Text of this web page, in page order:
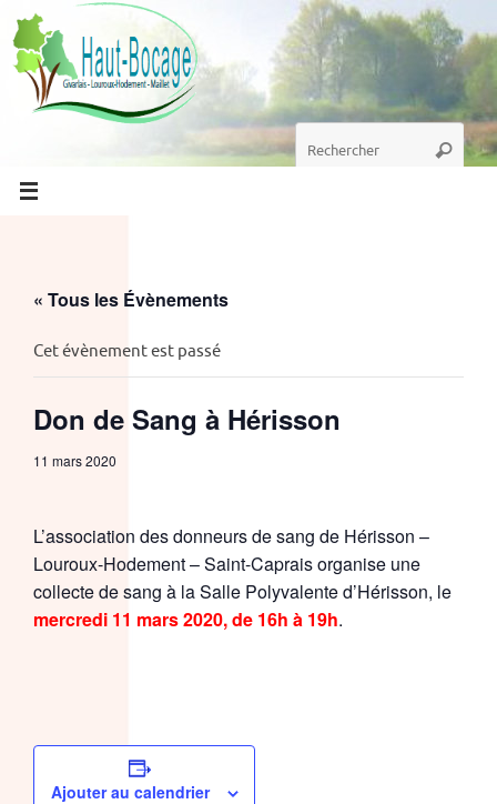
Passer
au
contenu
Recherche
pour
« Tous les Évènements
Cet évènement est passé
Don de Sang à Hérisson
11 mars 2020
L’association des donneurs de sang de Hérisson –
Louroux-Hodement – Saint-Caprais organise une
collecte de sang à la Salle Polyvalente d’Hérisson, le
mercredi 11 mars 2020, de 16h à 19h.
Ajouter au calendrier